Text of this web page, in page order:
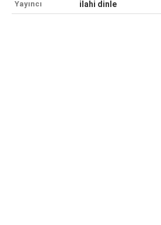
Yayıncı ilahi dinle